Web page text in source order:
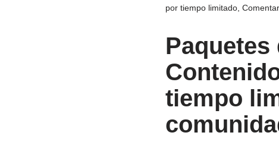
por tiempo limitado,
tiempo